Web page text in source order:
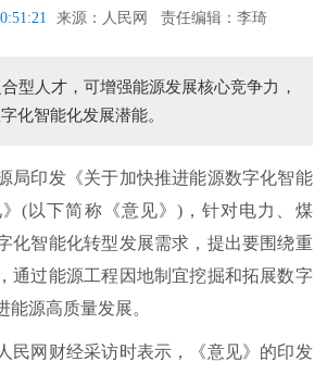
来源：人民网 责任编辑：李琦
型人才，可增强能源发展核心竞争力，
化智能化发展潜能。
印发《关于加快推进能源数字化智能
(以下简称《意见》)，针对电力、煤
化智能化转型发展需求，提出要围绕重
通过能源工程因地制宜挖掘和拓展数字
能源高质量发展。
网财经采访时表示，《意见》的印发